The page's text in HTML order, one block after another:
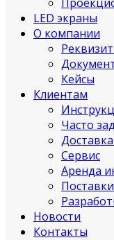
LED экраны
О компании
Кейсы
Клиентам
Часто
Сервис
Аренда
Новости
Контакты